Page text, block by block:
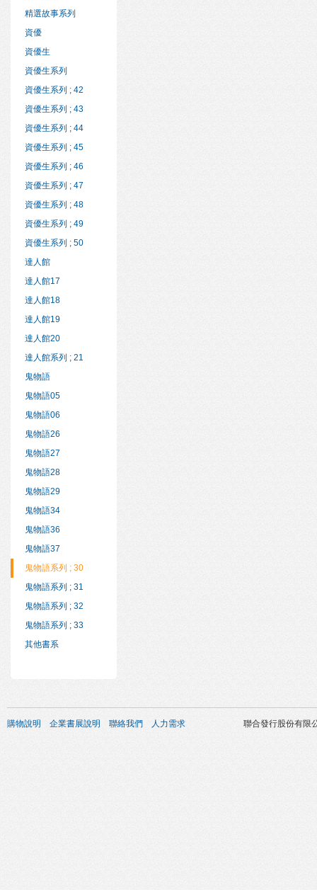
精選故事系列
資優
資優生
資優生系列
資優生系列 ; 42
資優生系列 ; 43
資優生系列 ; 44
資優生系列 ; 45
資優生系列 ; 46
資優生系列 ; 47
資優生系列 ; 48
資優生系列 ; 49
資優生系列 ; 50
達人館
達人館17
達人館18
達人館19
達人館20
達人館系列 ; 21
鬼物語
鬼物語05
鬼物語06
鬼物語26
鬼物語27
鬼物語28
鬼物語29
鬼物語34
鬼物語36
鬼物語37
鬼物語系列 ; 30
鬼物語系列 ; 31
鬼物語系列 ; 32
鬼物語系列 ; 33
其他書系
購物說明 企業書展說明 聯絡我們 人力需求 聯合發行股份有限